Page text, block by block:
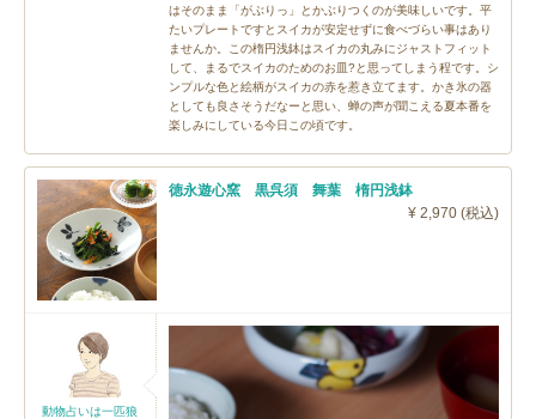
はそのまま「がぶりっ」とかぶりつくのが美味しいです。平
たいプレートですとスイカが安定せずに食べづらい事はあり
ませんか。この楕円浅鉢はスイカの丸みにジャストフィット
して、まるでスイカのためのお皿?と思ってしまう程です。シ
ンプルな色と絵柄がスイカの赤を惹き立てます。かき氷の器
としても良さそうだなーと思い、蝉の声が聞こえる夏本番を
楽しみにしている今日この頃です。
徳永遊心窯 黒呉須 舞葉 楕円浅鉢
¥ 2,970 (税込)
動物占いは一匹狼